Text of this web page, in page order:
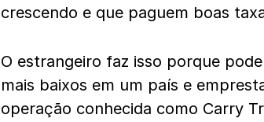
crescendo e que paguem boas
O estrangeiro faz isso porque
mais baixos em um país e
operação conhecida como Carry